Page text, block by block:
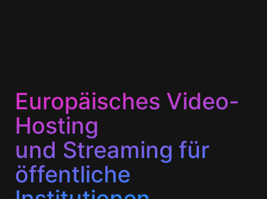
Europäisches Video-
Hosting
und Streaming für
öffentliche